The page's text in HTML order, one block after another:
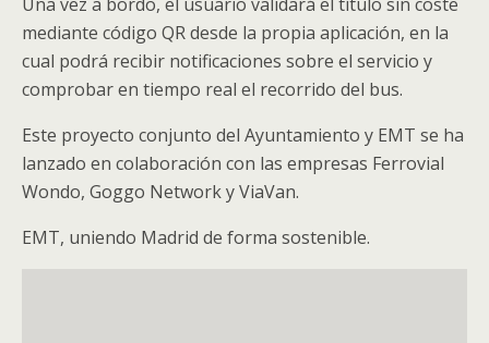
mediante código QR desde la propia aplicación, en la
cual podrá recibir notificaciones sobre el servicio y
comprobar en tiempo real el recorrido del bus.
Este proyecto conjunto del Ayuntamiento y EMT se ha
lanzado en colaboración con las empresas Ferrovial
Wondo, Goggo Network y ViaVan.
EMT, uniendo Madrid de forma sostenible.